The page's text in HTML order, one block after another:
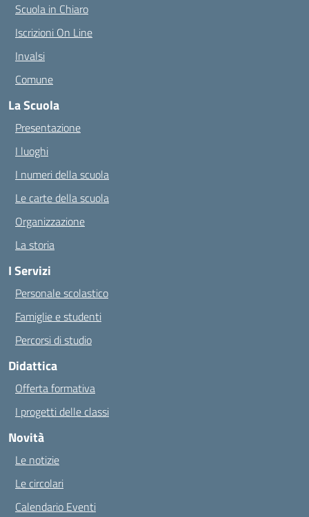
Scuola in Chiaro
Iscrizioni On Line
Invalsi
Comune
La Scuola
Presentazione
I luoghi
I numeri della scuola
Le carte della scuola
Organizzazione
La storia
I Servizi
Personale scolastico
Famiglie e studenti
Percorsi di studio
Didattica
Offerta formativa
I progetti delle classi
Novità
Le notizie
Le circolari
Calendario Eventi